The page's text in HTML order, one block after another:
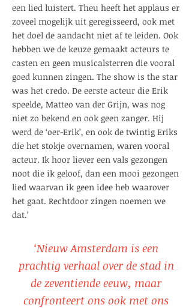
een lied luistert. Theu heeft het applaus er
zoveel mogelijk uit geregisseerd, ook met
het doel de aandacht niet af te leiden. Ook
hebben we de keuze gemaakt acteurs te
casten en geen musicalsterren die vooral
goed kunnen zingen. The show is the star
was het credo. De eerste acteur die Erik
speelde, Matteo van der Grijn, was nog
niet zo bekend en ook geen zanger. Hij
werd de ‘oer-Erik’, en ook de twintig Eriks
die het stokje overnamen, waren vooral
acteur. Ik hoor liever een vals gezongen
noot die ik geloof, dan een mooi gezongen
lied waarvan ik geen idee heb waarover
het gaat. Rechtdoor zingen noemen we
dat.’
‘Nieuw Amsterdam is een
prachtig verhaal over de stad in
de zeventiende eeuw, maar
confronteert ons ook met ons